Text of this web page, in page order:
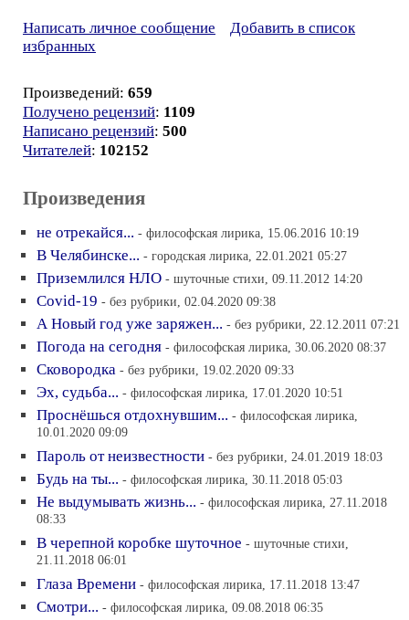
Написать личное сообщение
Добавить в список
избранных
Произведений: 659
Получено рецензий: 1109
Написано рецензий: 500
Читателей: 102152
Произведения
не отрекайся... - философская лирика, 15.06.2016 10:19
В Челябинске... - городская лирика, 22.01.2021 05:27
Приземлился НЛО - шуточные стихи, 09.11.2012 14:20
Covid-19 - без рубрики, 02.04.2020 09:38
А Новый год уже заряжен... - без рубрики, 22.12.2011 07:21
Погода на сегодня - философская лирика, 30.06.2020 08:37
Сковородка - без рубрики, 19.02.2020 09:33
Эх, судьба... - философская лирика, 17.01.2020 10:51
Проснёшься отдохнувшим... - философская лирика,
10.01.2020 09:09
Пароль от неизвестности - без рубрики, 24.01.2019 18:03
Будь на ты... - философская лирика, 30.11.2018 05:03
Не выдумывать жизнь... - философская лирика, 27.11.2018
08:33
В черепной коробке шуточное - шуточные стихи,
21.11.2018 06:01
Глаза Времени - философская лирика, 17.11.2018 13:47
Смотри... - философская лирика, 09.08.2018 06:35